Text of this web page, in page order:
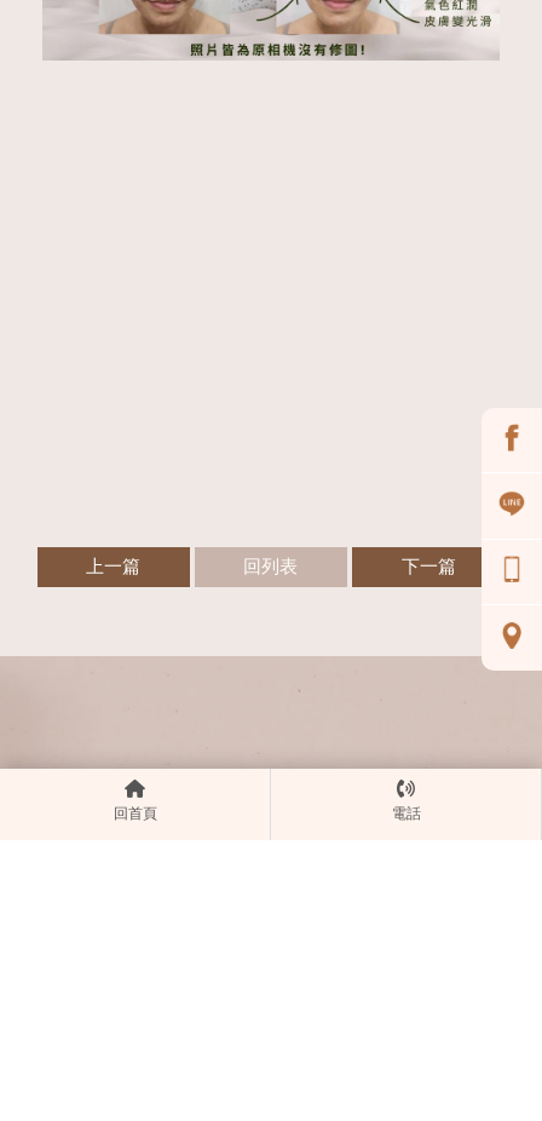
上一篇 回列表 下一篇
回首頁 電話